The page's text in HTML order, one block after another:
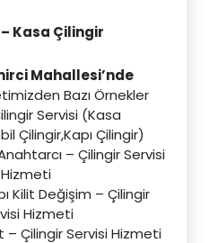
Kasa Çilingir
Mahallesi’nde
Bazı Örnekler
Servisi (Kasa
Çilingir,Kapı Çilingir)
– Çilingir Servisi
Hizmeti
Kilit Değişim – Çilingir
Hizmeti
– Çilingir Servisi Hizmeti